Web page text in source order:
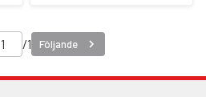
/1 Följande